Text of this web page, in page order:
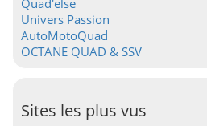
Quad'else
Univers Passion
AutoMotoQuad
OCTANE QUAD & SSV
Sites les plus vus